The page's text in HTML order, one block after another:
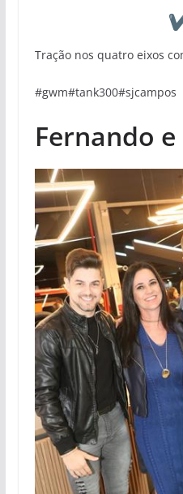
Tração nos quatro eixos
#gwm#tank300#sjcampos
Fernando